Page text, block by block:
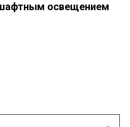
освещением